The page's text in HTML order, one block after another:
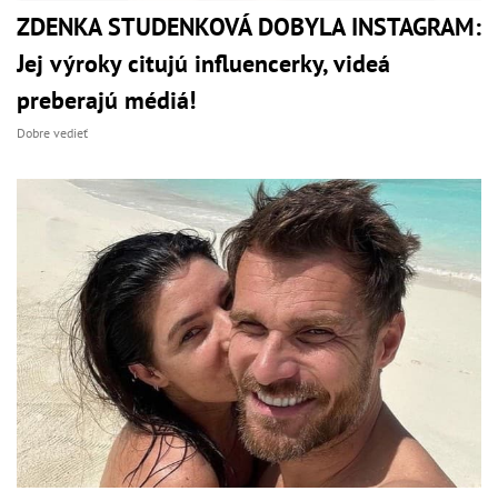
ZDENKA STUDENKOVÁ DOBYLA INSTAGRAM:
Jej výroky citujú influencerky, videá
preberajú médiá!
Dobre vedieť